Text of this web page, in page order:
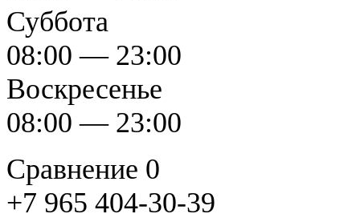
Суббота
08:00 — 23:00
Воскресенье
08:00 — 23:00
Сравнение 0
+7 965 404-30-39